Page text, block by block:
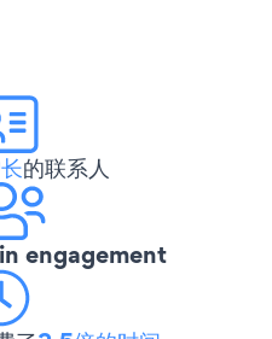
的联系人
in engagement